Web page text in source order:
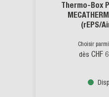
Thermo-Box
(rEPS/
Choisir
dès CHF